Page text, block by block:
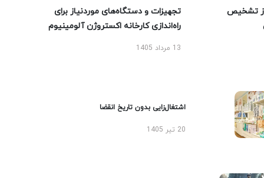
تشخیص
تجهیزات و دستگاه‌های موردنیاز برای
راه‌اندازی کارخانه اکستروژن آلومینیوم
13 مرداد 1405
اشتغال‌زایی بدون تاریخ انقضا
20 تیر 1405